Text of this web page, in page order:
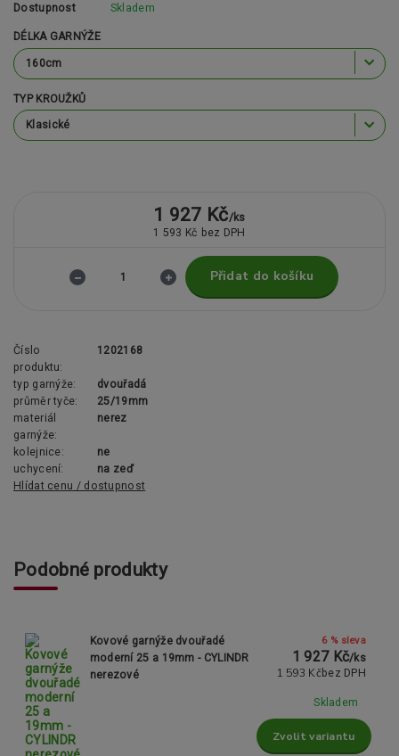
Dostupnost Skladem
DÉLKA GARNÝŽE
TYP KROUŽKŮ
1 927 Kč/ks
1 593 Kč bez DPH
Přidat do košíku
Číslo
produktu:
1202168
typ garnýže:
dvouřadá
průměr tyče:
25/19mm
materiál
garnýže:
nerez
kolejnice:
ne
uchycení:
na zeď
Hlídat cenu / dostupnost
Podobné produkty
Kovové garnýže dvouřadé
moderní 25 a 19mm - CYLINDR
nerezové
6 % sleva
1 927 Kč/ks
1 593 Kč bez DPH
Skladem
Zvolit variantu